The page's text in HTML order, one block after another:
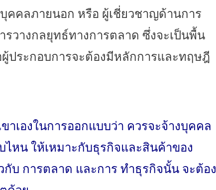
คคลภายนอก หรือ ผู้เชี่ยวชาญด้านการ
รวางกลยุทธ์ทางการตลาด ซึ่งจะเป็นพื้น
ประกอบการจะต้องมีหลักการและทฤษฎี
าเองในการออกแบบว่า ควรจะจ้างบุคคล
หน ให้เหมาะกับธุรกิจและสินค้าของ
กับ การตลาด และการ ทำธุรกิจนั้น จะต้อง